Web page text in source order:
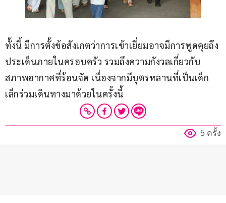
ทั้งนี้ มีการตั้งข้อสังเกตว่าการเข้าเยี่ยมอาจมีการพูดคุยถึง
ประเด็นภายในครอบครัว รวมถึงความกังวลเกี่ยวกับ
สภาพอากาศที่ร้อนจัด เนื่องจากมีบุตรหลานที่เป็นเด็ก
เล็กร่วมเดินทางมาด้วยในครั้งนี้
5 ครั้ง